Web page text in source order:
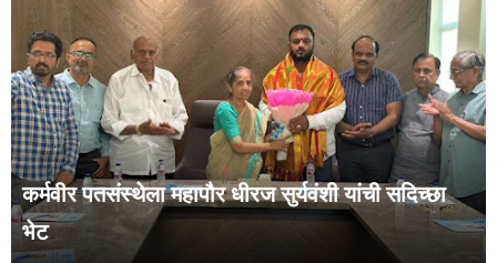
कर्मवीर पतसंस्थेला महापौर धीरज सुर्यवंशी यांची सदिच्छा
भेट